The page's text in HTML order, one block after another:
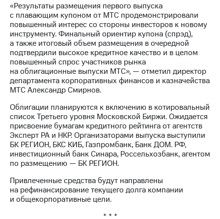
Корпоративный
секретарь
Раскрытие
информации
Информация
акционерам
Документы
ПАО
"МТС"
Собрания
акционеров
Личный
кабинет
акционера
Акционерный
капитал
Контроль
аудит
Рынок
акций
«Результаты размещения первого выпуска
с плавающим купоном от МТС продемонстрировали
повышенный интерес со стороны инвесторов к новому
инструменту. Финальный ориентир купона (спрэд),
а также итоговый объем размещения в очередной
подтвердили высокое кредитное качество и в целом
повышенный спрос участников рынка
на облигационные выпуски МТС», — отметил директор
департамента корпоративных финансов и казначейства
МТС Александр Смирнов.
Облигации планируются к включению в котировальный
список Третьего уровня Московской Биржи. Ожидается
присвоение бумагам кредитного рейтинга от агентств
Эксперт РА и НКР. Организаторами выпуска выступили
БК РЕГИОН, БКС КИБ, Газпромбанк, Банк ДОМ. РФ,
инвестиционный банк Синара, Россельхозбанк, агентом
по размещению — БК РЕГИОН.
Привлеченные средства будут направлены
на рефинансирование текущего долга компании
и общекорпоративные цели.
* * *